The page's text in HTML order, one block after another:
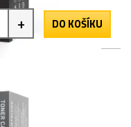
+ DO KOŠÍKU